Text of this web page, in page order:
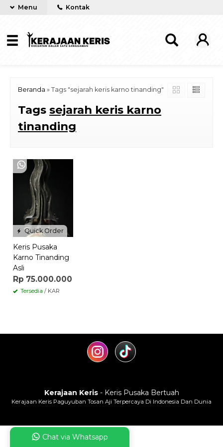
Menu Kontak
Beranda » Tags "sejarah keris karno tinanding"
Tags sejarah keris karno
tinanding
Quick Order
Keris Pusaka
Karno Tinanding
Asli
Rp 75.000.000
Tersedia / KAR
Kerajaan Keris- Keris Pusaka Bertuah
Kerajaan Keris Paguyuban Tosan Aji Terpercaya Di Indonesia Dan Dunia
Chat via Whatsapp